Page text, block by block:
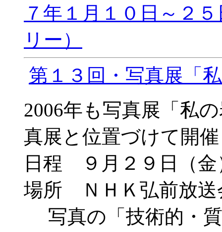
７年１月１０日～２
リー）
第１３回・写真展「
2006年も写真展「私
真展と位置づけて開
日程 ９月２９日（金
場所 ＮＨＫ弘前放送
写真の「技術的・